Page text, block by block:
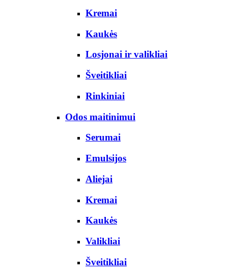
Kremai
Kaukės
Losjonai ir valikliai
Šveitikliai
Rinkiniai
Odos maitinimui
Serumai
Emulsijos
Aliejai
Kremai
Kaukės
Valikliai
Šveitikliai